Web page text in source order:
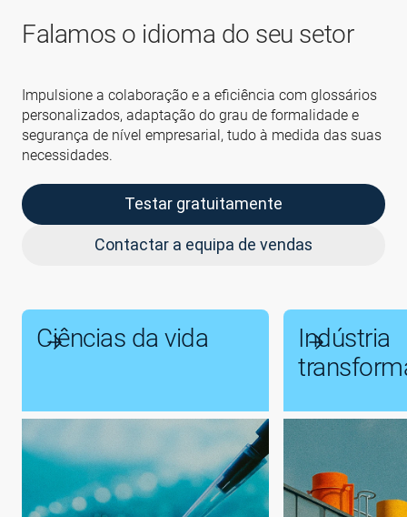
Falamos o idioma do seu setor
Impulsione a colaboração e a eficiência com glossários
personalizados, adaptação do grau de formalidade e
segurança de nível empresarial, tudo à medida das suas
necessidades.
Testar gratuitamente
Contactar a equipa de vendas
Ciências da vida
Indústria